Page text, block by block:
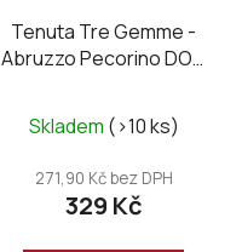
Tenuta Tre Gemme -
Abruzzo Pecorino DOC
Skladem (>10 ks)
271,90 Kč bez DPH
329 Kč